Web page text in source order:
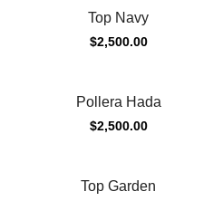
Top Navy
$2,500.00
Pollera Hada
$2,500.00
Top Garden